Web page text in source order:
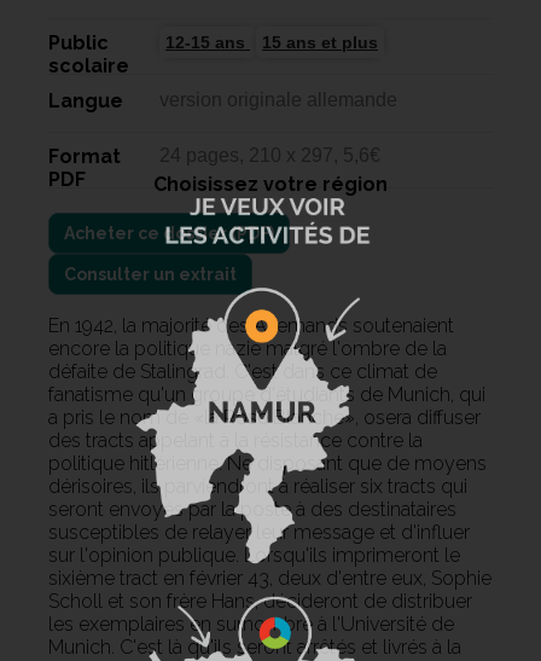
Public
scolaire
12-15 ans 15 ans et plus
Langue version originale allemande
Format
PDF
24 pages, 210 x 297, 5,6€
Consulter un extrait
En 1942, la majorité des Allemands soutenaient
encore la politique nazie malgré l'ombre de la
défaite de Stalingrad. C'est dans ce climat de
fanatisme qu'un groupe d'étudiants de Munich, qui
a pris le nom de «la Rose Blanche», osera diffuser
des tracts appelant à la résistance contre la
politique hitlérienne. Ne disposant que de moyens
dérisoires, ils parviendront à réaliser six tracts qui
seront envoyés par la poste à des destinataires
susceptibles de relayer leur message et d'influer
sur l'opinion publique. Lorsqu'ils imprimeront le
sixième tract en février 43, deux d'entre eux, Sophie
Scholl et son frère Hans, décideront de distribuer
les exemplaires en surnombre à l'Université de
Munich. C'est là qu'ils seront arrêtés et livrés à la
Choisissez votre région